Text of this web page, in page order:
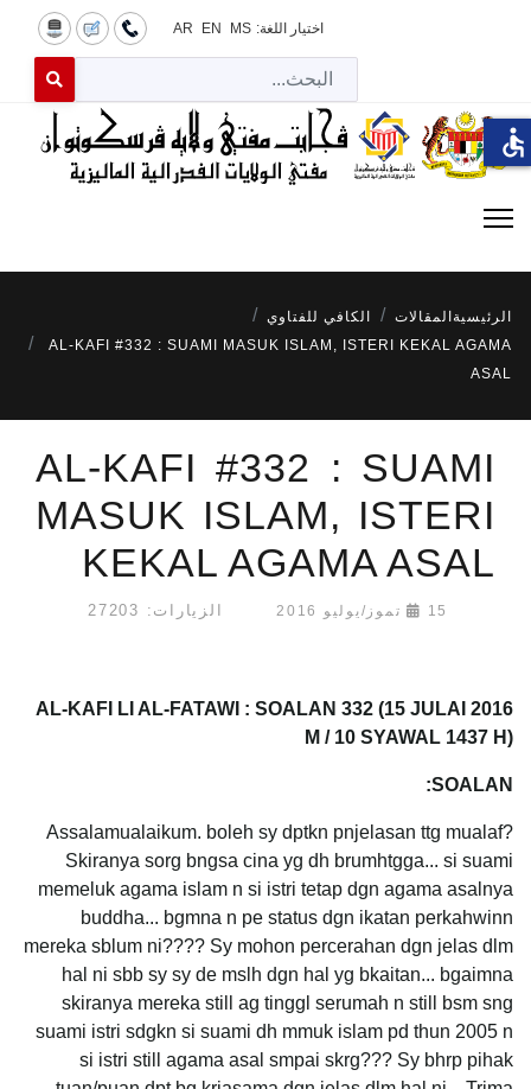
اختيار اللغة: MS
EN
AR
for results.
الرئيسية المقالات
الكافي للفتاوي
AL-KAFI #332 : SUAMI MASUK ISLAM, ISTERI KEKAL AGAMA
ASAL
AL-KAFI #332 : SUAMI
MASUK ISLAM, ISTERI
KEKAL AGAMA ASAL
15 تموز/يوليو 2016 الزيارات: 27203
AL-KAFI LI AL-FATAWI : SOALAN 332 (15 JULAI 2016
M / 10 SYAWAL 1437 H)
SOALAN:
Assalamualaikum. boleh sy dptkn pnjelasan ttg mualaf?
Skiranya sorg bngsa cina yg dh brumhtgga... si suami
memeluk agama islam n si istri tetap dgn agama asalnya
buddha... bgmna n pe status dgn ikatan perkahwinn
mereka sblum ni???? Sy mohon percerahan dgn jelas dlm
hal ni sbb sy sy de mslh dgn hal yg bkaitan... bgaimna
skiranya mereka still ag tinggl serumah n still bsm sng
suami istri sdgkn si suami dh mmuk islam pd thun 2005 n
si istri still agama asal smpai skrg??? Sy bhrp pihak
accessible